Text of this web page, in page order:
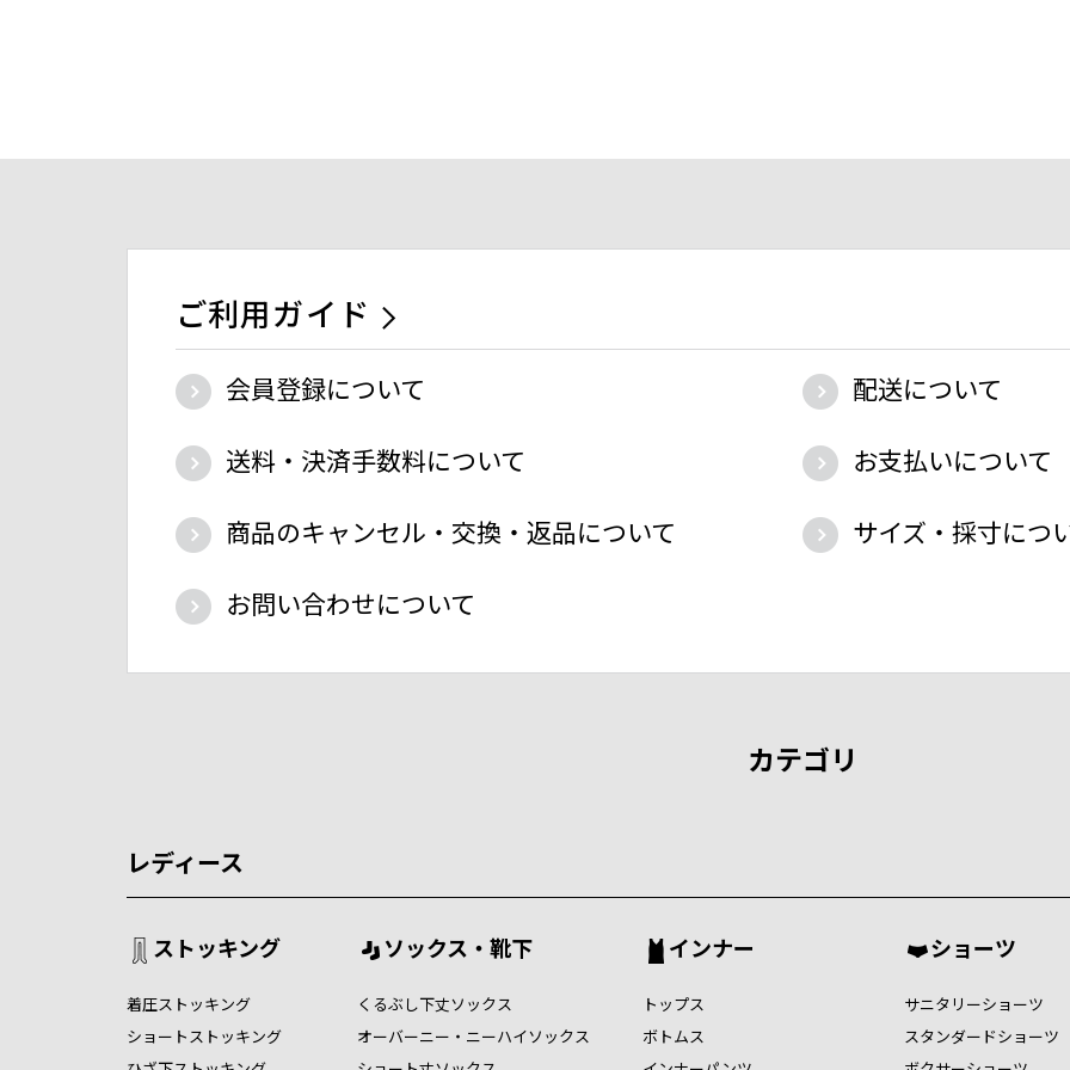
ご利用ガイド
会員登録について
配送について
送料・決済手数料について
お支払いについて
商品のキャンセル・交換・返品について
サイズ・採寸につ
お問い合わせについて
カテゴリ
レディース
ストッキング
着圧ストッキング
ショートストッキング
ソックス・靴下
くるぶし下丈ソックス
オーバーニー・ニーハイソックス
インナー
トップス
ボトムス
ショーツ
サニタリーショーツ
スタンダードショーツ